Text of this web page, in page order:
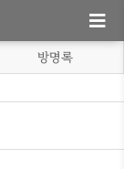
방명록